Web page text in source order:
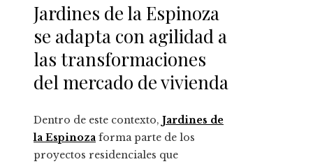
Jardines de la Espinoza
se adapta con agilidad a
las transformaciones
del mercado de vivienda
Dentro de este contexto, Jardines de
la Espinoza forma parte de los
proyectos residenciales que